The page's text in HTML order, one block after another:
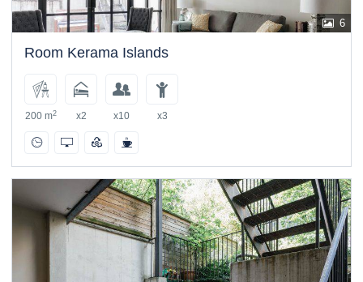
6
Room Kerama Islands
200 m2 x2 x10 x3